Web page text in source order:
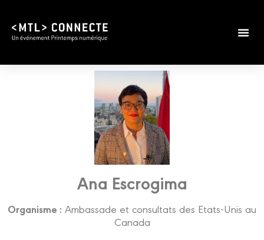
Ana Escrogima
Organisme : Ambassade et consultats des Etats-Unis au
Canada